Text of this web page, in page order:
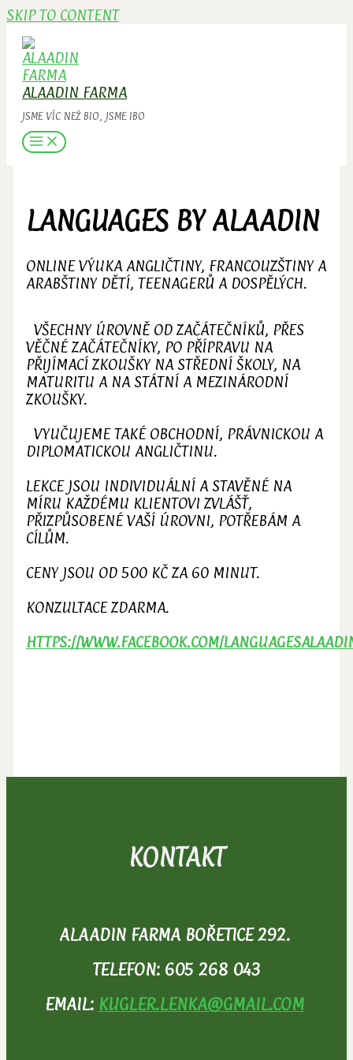
SKIP TO CONTENT
ALAADIN FARMA
JSME VÍC NEŽ BIO, JSME IBO
LANGUAGES BY ALAADIN
ONLINE VÝUKA ANGLIČTINY, FRANCOUZŠTINY A
ARABŠTINY DĚTÍ, TEENAGERŮ A DOSPĚLÝCH.
VŠECHNY ÚROVNĚ OD ZAČÁTEČNÍKŮ, PŘES
VĚČNÉ ZAČÁTEČNÍKY, PO PŘÍPRAVU NA
PŘIJÍMACÍ ZKOUŠKY NA STŘEDNÍ ŠKOLY, NA
MATURITU A NA STÁTNÍ A MEZINÁRODNÍ
ZKOUŠKY.
VYUČUJEME TAKÉ OBCHODNÍ, PRÁVNICKOU A
DIPLOMATICKOU ANGLIČTINU.
LEKCE JSOU INDIVIDUÁLNÍ A STAVĚNÉ NA
MÍRU KAŽDÉMU KLIENTOVI ZVLÁŠŤ,
PŘIZPŮSOBENÉ VAŠÍ ÚROVNI, POTŘEBÁM A
CÍLŮM.
CENY JSOU OD 500 KČ ZA 60 MINUT.
KONZULTACE ZDARMA.
HTTPS://WWW.FACEBOOK.COM/
KONTAKT
ALAADIN FARMA BOŘETICE 292.
TELEFON: 605 268 043
EMAIL: KUGLER.LENKA@GMAIL.COM